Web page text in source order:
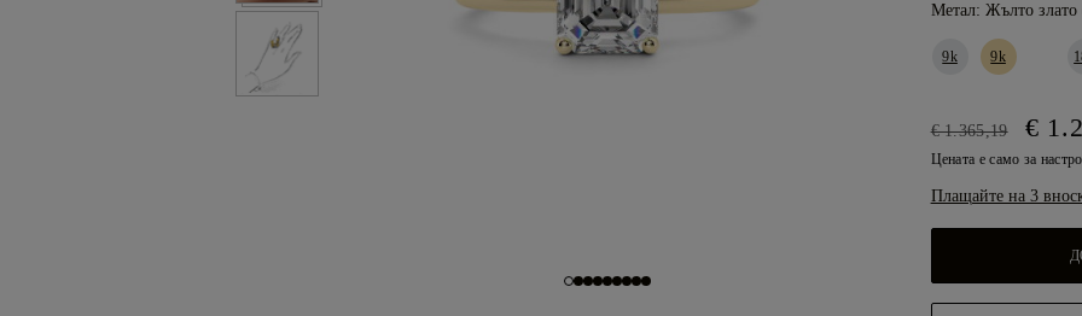
Метал: Жълто злато
9k 9k
€ 1.365,19 €
Цената е само за
Плащайте на 3